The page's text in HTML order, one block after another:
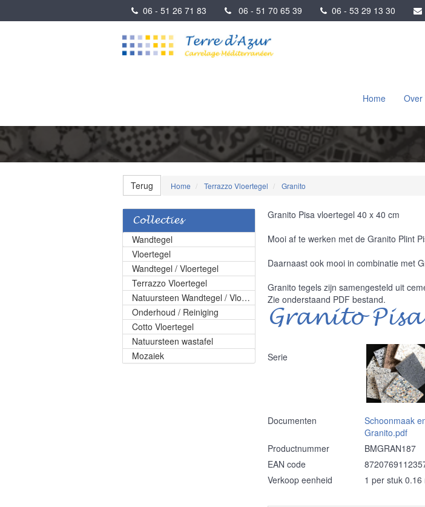
06 - 51 26 71 83 06 - 51 70 65 39 06 - 53 29 13 30
Home Over
Terug Home Terrazzo Vloertegel Granito
Collecties
Wandtegel
Vloertegel
Wandtegel / Vloertegel
Terrazzo Vloertegel
Natuursteen Wandtegel / Vloertegel
Onderhoud / Reiniging
Cotto Vloertegel
Natuursteen wastafel
Mozaiek
Granito Pisa vloertegel 40 x 40 cm
Mooi af te werken met de Granito Plint
Daarnaast ook mooi in combinatie met
Granito tegels zijn samengesteld uit
Zie onderstaand PDF bestand.
Granito
Serie
Documenten
Schoonmaak
Granito.pdf
Productnummer
BMGRAN187
EAN code
Verkoop eenheid
1 per stuk 0.16